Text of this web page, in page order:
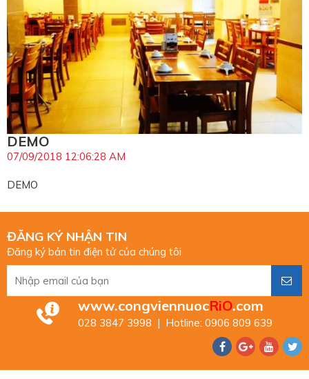
DEMO
07/09/2018 12:06:28 AM
DEMO
ĐĂNG KÝ NHẬN TIN
Đăng ký bản tin điện tử của chúng tôi
www.congviennuocRiO.com
028 3847 3998 | Hotline: 0906 809 639